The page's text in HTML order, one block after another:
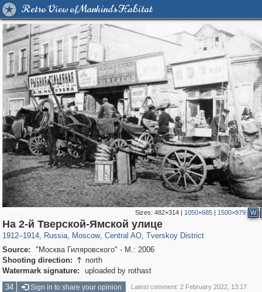
Retro View of Mankind's Habitat
Sizes: 482×314| 1050×685| 1500×979 W
На 2-й Тверской-Ямской улице
1912–1914, Russia
1,407,294 29,248
, Moscow
319,879 8,286
, Central AO
160,021 5,916
, Tverskoy District
53,055
Source:
"Москва Гиляровского" - М.: 2006
Shooting direction:  north
Watermark signature:
uploaded by rothast
34
Sign in to share your opinion Latest comment: 2 February 2022, 13:17